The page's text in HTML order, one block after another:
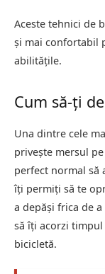
Aceste tehnici de
și mai confortabil
abilitățile.
Cum să-ți
Una dintre cele
privește mersul
perfect normal să
îți permiți să te
a depăși frica de
să îți acorzi
bicicletă.